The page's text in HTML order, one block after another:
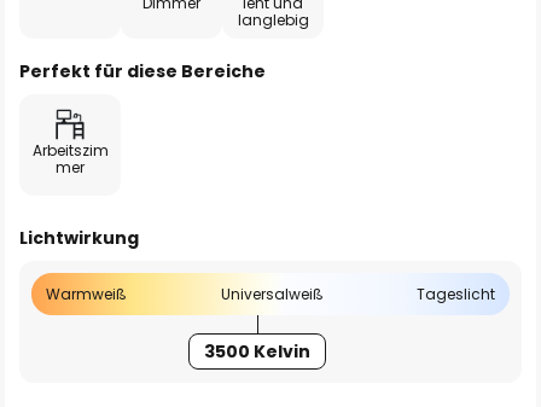
langlebig
Perfekt für diese Bereiche
Arbeitszim
mer
Lichtwirkung
Warmweiß Universalweiß Tageslicht
3500 Kelvin